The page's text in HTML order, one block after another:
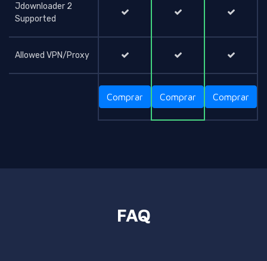
Jdownloader 2
Supported
Allowed VPN/Proxy
Comprar Comprar Comprar
FAQ